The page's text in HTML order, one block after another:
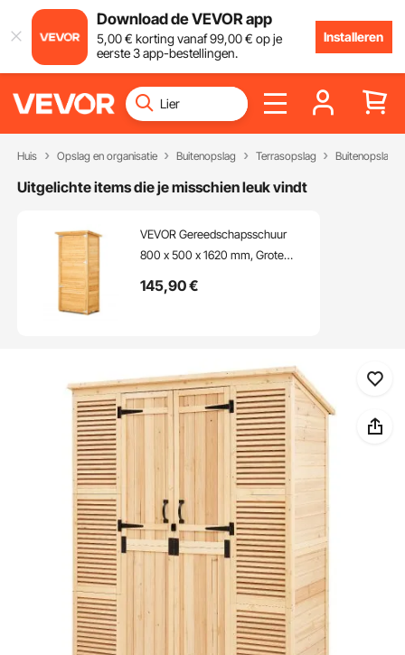
Download de VEVOR app
5,00€ korting vanaf99,00€ op je
eerste 3 app-bestellingen.
Installeren
Huis Opslag en organisatie Buitenopslag Terrasopslag
Uitgelichte items die je misschien leuk vindt
VEVOR Gereedschapsschuur
800 x 500 x 1620 mm, Grote
Gereedschapskast met Metalen
Tuinkast
145,90€